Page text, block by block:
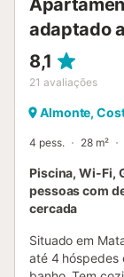
adaptado
8,1
21 avaliações
Almonte,
4 pess. 28 m²
Piscina, Wi-Fi,
pessoas com
cercada
Situado em
até 4 hóspedes